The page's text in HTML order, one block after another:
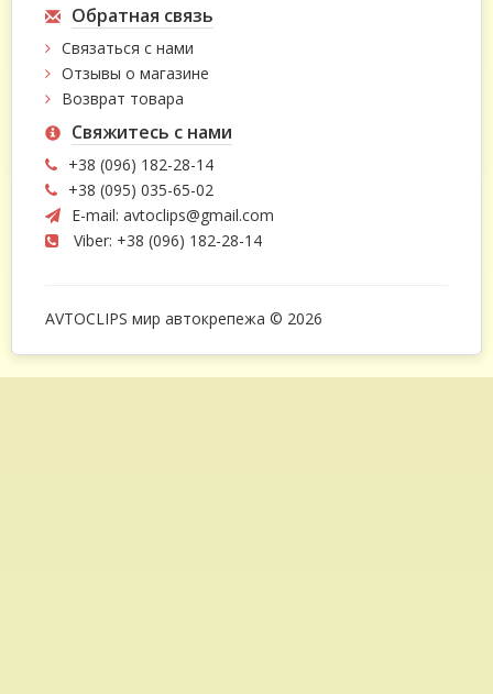
Обратная связь
Связаться с нами
Отзывы о магазине
Возврат товара
Свяжитесь с нами
+38 (096) 182-28-14
+38 (095) 035-65-02
E-mail: avtoclips@gmail.com
Viber: +38 (096) 182-28-14
AVTOCLIPS мир автокрепежа © 2026